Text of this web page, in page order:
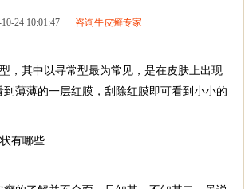
24 10:01:47 咨询牛皮癣专家
，其中以寻常型最为常见，是在皮肤上出现
薄薄的一层红膜，刮除红膜即可看到小小的